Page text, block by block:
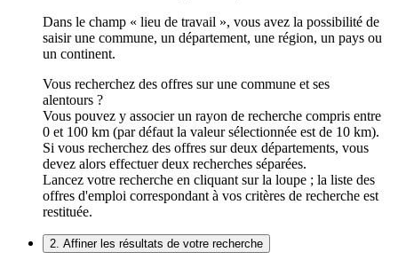
Dans le champ « lieu de travail », vous avez la possibilité de
saisir une commune, un département, une région, un pays ou
un continent.
Vous recherchez des offres sur une commune et ses
alentours ?
Vous pouvez y associer un rayon de recherche compris entre
0 et 100 km (par défaut la valeur sélectionnée est de 10 km).
Si vous recherchez des offres sur deux départements, vous
devez alors effectuer deux recherches séparées.
Lancez votre recherche en cliquant sur la loupe ; la liste des
offres d'emploi correspondant à vos critères de recherche est
restituée.
2. Affiner les résultats de votre recherche